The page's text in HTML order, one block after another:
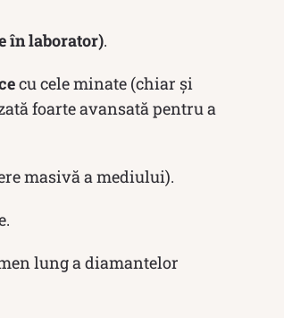
în laborator).
cu cele minate (chiar și
foarte avansată pentru a
masivă a mediului).
lung a diamantelor